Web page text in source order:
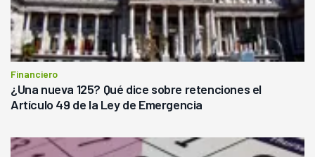
Financiero
¿Una nueva 125? Qué dice sobre retenciones el
Artículo 49 de la Ley de Emergencia